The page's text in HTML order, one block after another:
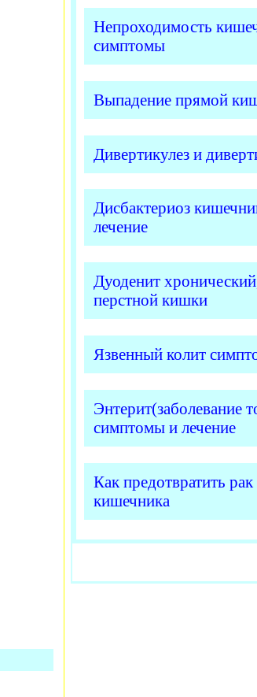
Непроходимость
симптомы
Выпадение прямой
Дивертикулез и
Дисбактериоз
лечение
Дуоденит
перстной кишки
Язвенный колит
Энтерит(заболевание
симптомы и лечение
Как предотвратить рак
кишечника